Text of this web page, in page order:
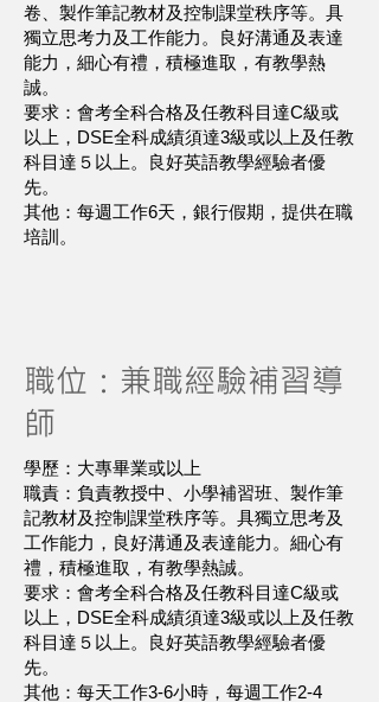
卷、製作筆記教材及控制課堂秩序等。具
獨立思考力及工作能力。良好溝通及表達
能力，細心有禮，積極進取，有教學熱
誠。
要求：會考全科合格及任教科目達C級或
以上，DSE全科成績須達3級或以上及任教
科目達５以上。良好英語教學經驗者優
先。
其他：每週工作6天，銀行假期，提供在職
培訓。
職位：兼職經驗補習導
師
學歷：大專畢業或以上
職責：負責教授中、小學補習班、製作筆
記教材及控制課堂秩序等。具獨立思考及
工作能力，良好溝通及表達能力。細心有
禮，積極進取，有教學熱誠。
要求：會考全科合格及任教科目達C級或
以上，DSE全科成績須達3級或以上及任教
科目達５以上。良好英語教學經驗者優
先。
其他：每天工作3-6小時，每週工作2-4